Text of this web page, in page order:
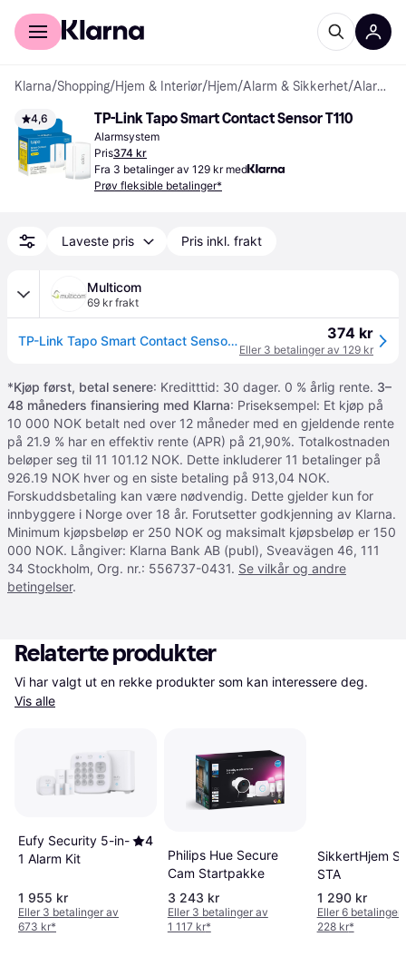
For kunder
Klarna/Shopping/Hjem & Interiør/Hjem/Alarm & Sikkerhet/ Alarmer & overvåkning
4,6 TP-Link Tapo Smart Contact Sensor T110
Alarmsystem
Pris374 kr
Fra 3 betalinger av 129 kr med
Prøv fleksible betalinger*
Laveste pris Pris inkl. frakt
Multicom
69 kr frakt
TP-Link Tapo Smart Contact Sensor /Tapo T110 (TAPO T110) 374 kr
Eller 3 betalinger av 129 kr
*Kjøp først, betal senere: Kreditttid: 30 dager. 0 % årlig rente. 3–
48 måneders finansiering med Klarna: Priseksempel: Et kjøp på
10 000 NOK betalt ned over 12 måneder med en gjeldende rente
på 21.9 % har en effektiv rente (APR) på 21,90%. Totalkostnaden
beløper seg til 11 101.12 NOK. Dette inkluderer 11 betalinger på
926.19 NOK hver og en siste betaling på 913,04 NOK.
Forskuddsbetaling kan være nødvendig. Dette gjelder kun for
innbyggere i Norge over 18 år. Forutsetter godkjenning av Klarna.
Minimum kjøpsbeløp er 250 NOK og maksimalt kjøpsbeløp er 150
000 NOK. Långiver: Klarna Bank AB (publ), Sveavägen 46, 111
34 Stockholm, Org. nr.: 556737-0431. Se vilkår og andre
betingelser.
Relaterte produkter
Vis alle
Eufy Security 5-in-
1 Alarm Kit
4
1 955 kr
Eller 3 betalinger av
673 kr*
Philips Hue Secure
Cam Startpakke
3 243 kr
Eller 3 betalinger av
1 117 kr*
SikkertHjem
STA
1 290 kr
Eller 6 betalinger
228 kr*